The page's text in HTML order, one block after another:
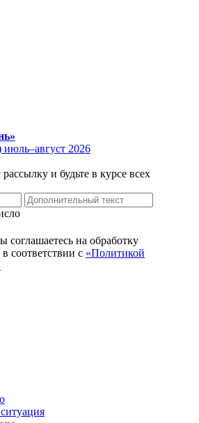
2026
и будьте в курсе всех
на обработку
соответствии с «Политикой